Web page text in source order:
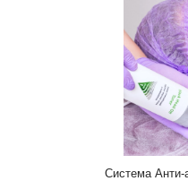
Система Анти-